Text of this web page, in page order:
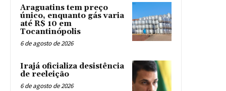
Araguatins tem preço
único, enquanto gás varia
até R$ 10 em
Tocantinópolis
6 de agosto de 2026
Irajá oficializa desistência
de reeleição
6 de agosto de 2026